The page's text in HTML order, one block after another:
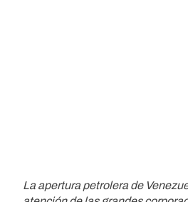
La apertura petrolera de